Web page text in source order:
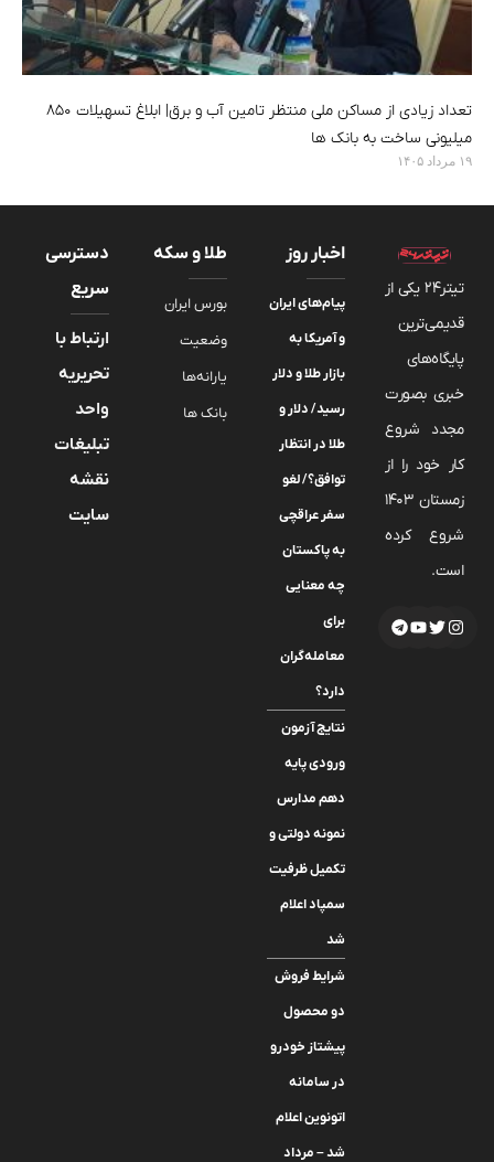
تعداد زیادی از مساکن ملی منتظر تامین آب و برق| ابلاغ تسهیلات ۸۵۰
میلیونی ساخت به بانک ها
۱۹ مرداد ۱۴۰۵
تیتر24 یکی از
قدیمی‌ترین
پایگاه‌های
خبری بصورت
مجدد شروع
کار خود را از
زمستان 1403
شروع کرده
است.
اخبار روز
پیام‌های ایران
و آمریکا به
بازار طلا و دلار
رسید/ دلار و
طلا در انتظار
توافق؟/ لغو
سفر عراقچی
به پاکستان
چه معنایی
برای
معامله‌گران
دارد؟
نتایج آزمون
ورودی پایه
دهم مدارس
نمونه دولتی و
تکمیل ظرفیت
سمپاد اعلام
شد
شرایط فروش
دو محصول
پیشتاز خودرو
در سامانه
اتونوین اعلام
شد – مرداد
طلا و سکه
بورس ایران
وضعیت
یارانه‌ها
بانک ها
دسترسی
سریع
ارتباط با
تحریریه
واحد
تبلیغات
نقشه
سایت